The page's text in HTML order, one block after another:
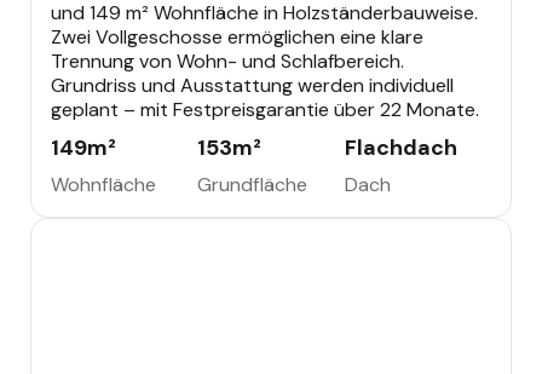
und 149 m² Wohnfläche in Holzständerbauweise.
Zwei Vollgeschosse ermöglichen eine klare
Trennung von Wohn- und Schlafbereich.
Grundriss und Ausstattung werden individuell
geplant – mit Festpreisgarantie über 22 Monate.
149m²
Wohnfläche
153m²
Grundfläche
Flachdach
Dach